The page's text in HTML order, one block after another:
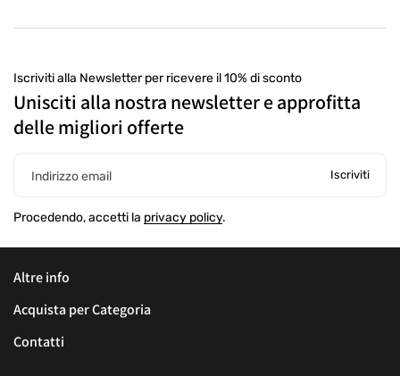
Iscriviti alla Newsletter per ricevere il 10% di sconto
Unisciti alla nostra newsletter e approfitta
delle migliori offerte
Indirizzo email Iscriviti
Procedendo, accetti la privacy policy.
Altre info
Acquista per Categoria
Contatti